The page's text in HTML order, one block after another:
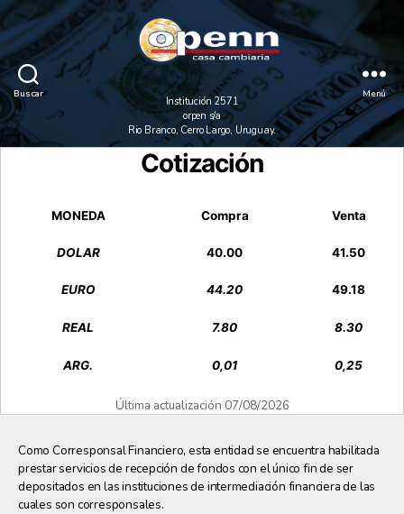
Buscar
Cambio
Openn
Menú
Institución 2571
orpen s/a
Rio Branco, Cerro Largo, Uruguay.
Cotización
MONEDA Compra Venta
DOLAR 40.00 41.50
EURO 44.20 49.18
REAL 7.80 8.30
ARG. 0,01 0,25
Última actualización 07/08/2026
Como Corresponsal Financiero, esta entidad se encuentra habilitada
prestar servicios de recepción de fondos con el único fin de ser
depositados en las instituciones de intermediación financiera de las
cuales son corresponsales.